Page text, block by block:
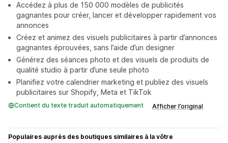
Accédez à plus de 150 000 modèles de publicités
gagnantes pour créer, lancer et développer rapidement vos
annonces
Créez et animez des visuels publicitaires à partir d’annonces
gagnantes éprouvées, sans l’aide d’un designer
Générez des séances photo et des visuels de produits de
qualité studio à partir d’une seule photo
Planifiez votre calendrier marketing et publiez des visuels
publicitaires sur Shopify, Meta et TikTok
Contient du texte traduit automatiquement Afficher l’original
Populaires auprès des boutiques similaires à la vôtre